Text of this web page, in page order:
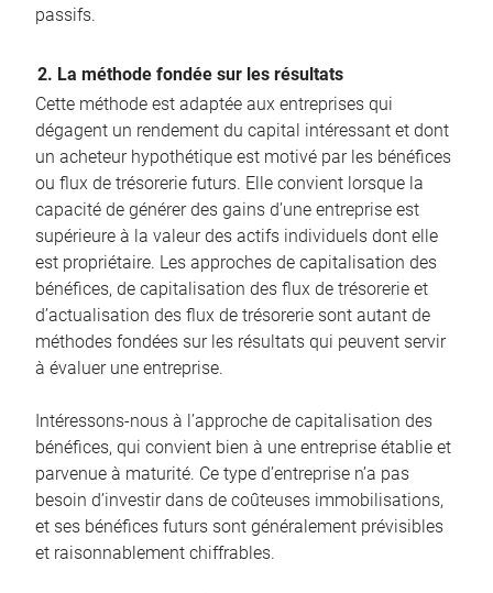
passifs.
2. La méthode fondée sur les résultats
Cette méthode est adaptée aux entreprises qui
dégagent un rendement du capital intéressant et dont
un acheteur hypothétique est motivé par les bénéfices
ou flux de trésorerie futurs. Elle convient lorsque la
capacité de générer des gains d’une entreprise est
supérieure à la valeur des actifs individuels dont elle
est propriétaire. Les approches de capitalisation des
bénéfices, de capitalisation des flux de trésorerie et
d’actualisation des flux de trésorerie sont autant de
méthodes fondées sur les résultats qui peuvent servir
à évaluer une entreprise.
Intéressons-nous à l’approche de capitalisation des
bénéfices, qui convient bien à une entreprise établie et
parvenue à maturité. Ce type d’entreprise n’a pas
besoin d’investir dans de coûteuses immobilisations,
et ses bénéfices futurs sont généralement prévisibles
et raisonnablement chiffrables.